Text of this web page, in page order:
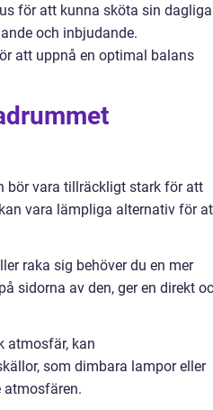
för att kunna sköta sin dagliga
och inbjudande.
att uppnå en optimal balans
bör vara tillräckligt stark för att
vara lämpliga alternativ för
raka sig behöver du en mer
sidorna av den, ger en direkt
atmosfär, kan
som dimbara lampor eller
atmosfären.